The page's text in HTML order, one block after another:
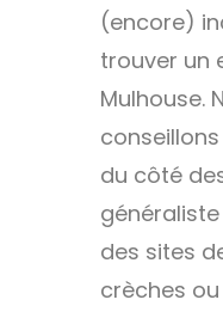
(encore)
trouver un
Mulhouse.
du côté
des sites
crèches